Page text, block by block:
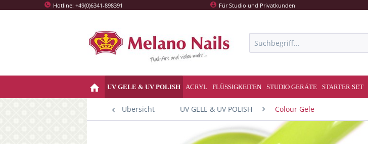
Hotline: +49(0)6341-898391 Für Studio und Privatkunden
UV GELE & UV POLISH ACRYL FLÜSSIGKEITEN STUDIO GERÄTE STARTER SET
Übersicht UV GELE & UV POLISH Colour Gele